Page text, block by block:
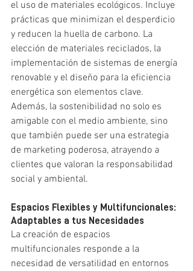
el uso de materiales ecológicos. Incluye
prácticas que minimizan el desperdicio
y reducen la huella de carbono. La
elección de materiales reciclados, la
implementación de sistemas de energía
renovable y el diseño para la eficiencia
energética son elementos clave.
Además, la sostenibilidad no solo es
amigable con el medio ambiente, sino
que también puede ser una estrategia
de marketing poderosa, atrayendo a
clientes que valoran la responsabilidad
social y ambiental.
Espacios Flexibles y Multifuncionales:
Adaptables a tus Necesidades
La creación de espacios
multifuncionales responde a la
necesidad de versatilidad en entornos